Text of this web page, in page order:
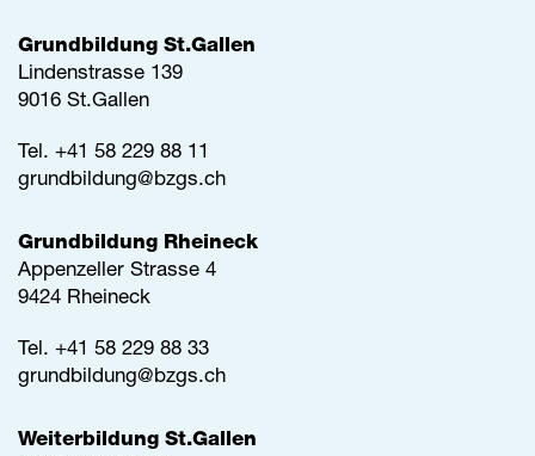
Grundbildung St.Gallen
Lindenstrasse 139
9016 St.Gallen
Tel. +41 58 229 88 11
grundbildung@bzgs.ch
Grundbildung Rheineck
Appenzeller Strasse 4
9424 Rheineck
Tel. +41 58 229 88 33
grundbildung@bzgs.ch
Weiterbildung St.Gallen